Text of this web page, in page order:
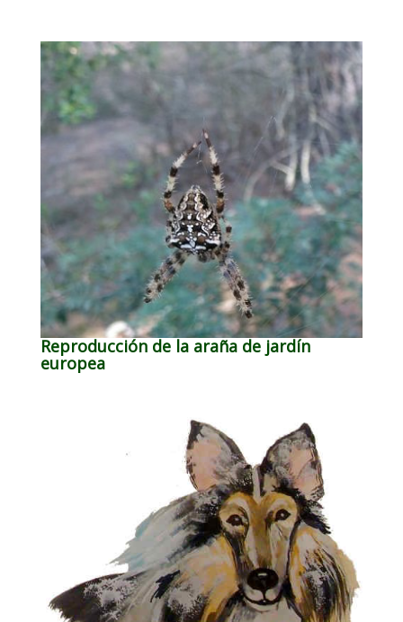
Reproducción de la araña de jardín
europea